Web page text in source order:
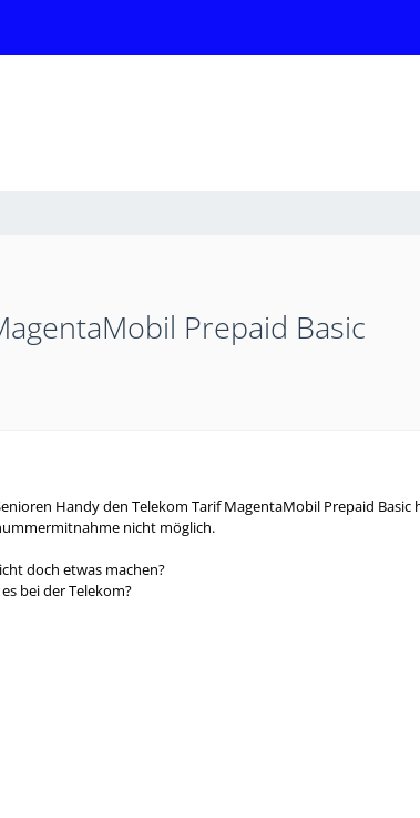
Prepaid Basic
Handy den Telekom Tarif MagentaMobil Prepaid Basic
nicht möglich.
doch etwas machen?
bei der Telekom?